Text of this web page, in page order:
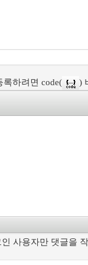
록하려면 code( )
사용자만 댓글을